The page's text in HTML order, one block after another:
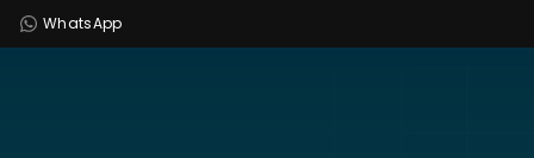
WhatsApp